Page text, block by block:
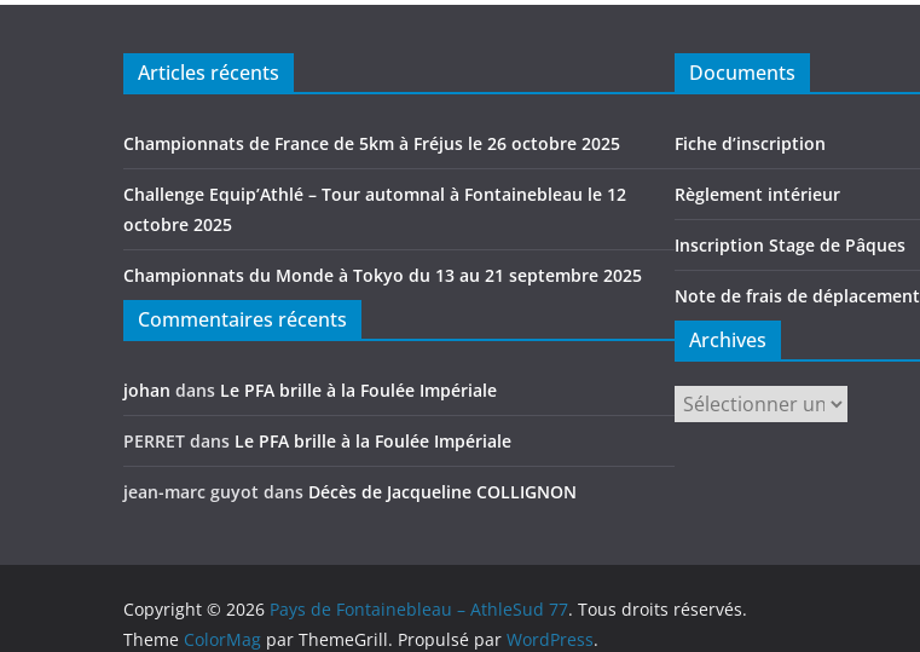
Articles récents
Championnats de France de 5km à Fréjus le 26 octobre 2025
Challenge Equip’Athlé – Tour automnal à Fontainebleau le 12
octobre 2025
Championnats du Monde à Tokyo du 13 au 21 septembre 2025
Commentaires récents
johan dans Le PFA brille à la Foulée Impériale
PERRET dans Le PFA brille à la Foulée Impériale
jean-marc guyot dans Décès de Jacqueline COLLIGNON
Documents
Fiche d’inscription
Règlement intérieur
Inscription Stage de Pâques
Note de frais de déplacement
Archives
Archives
Copyright © 2026 Pays de Fontainebleau – AthleSud 77. Tous droits réservés.
Theme ColorMag par ThemeGrill. Propulsé par WordPress.